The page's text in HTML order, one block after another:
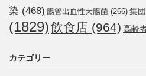
染 (468) 腸管出血性大腸菌 (266) 集
(1829)飲食店 (964) 高齢
カテゴリー